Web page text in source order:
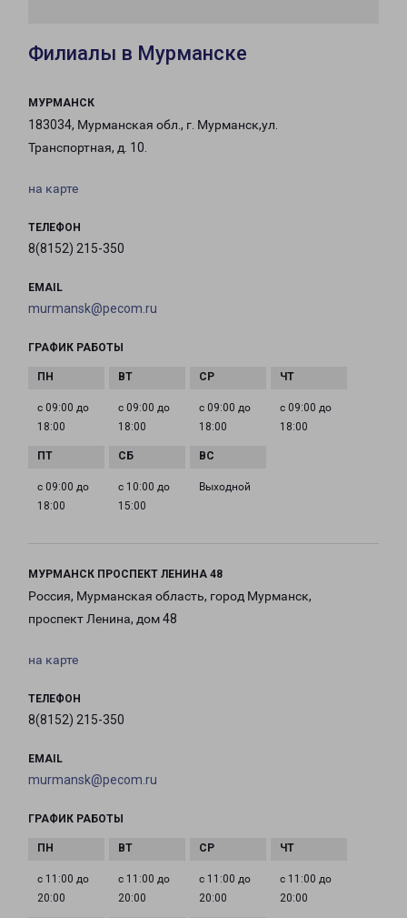
Филиалы в Мурманске
МУРМАНСК
183034, Мурманская обл., г. Мурманск,ул.
Транспортная, д. 10.
на карте
ТЕЛЕФОН
8(8152) 215-350
EMAIL
murmansk@pecom.ru
ГРАФИК РАБОТЫ
с 09:00 до
18:00
с 09:00 до
18:00
с 09:00 до
18:00
с 09:00 до
18:00
с 09:00 до
18:00
с 10:00 до
15:00
Выходной
МУРМАНСК ПРОСПЕКТ ЛЕНИНА 48
Россия, Мурманская область, город Мурманск,
проспект Ленина, дом 48
на карте
ТЕЛЕФОН
8(8152) 215-350
EMAIL
murmansk@pecom.ru
ГРАФИК РАБОТЫ
с 11:00 до
20:00
с 11:00 до
20:00
с 11:00 до
20:00
с 11:00 до
20:00